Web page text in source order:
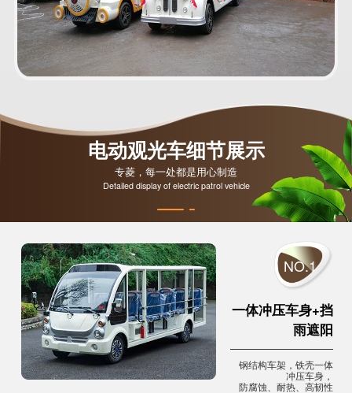
电动观光车细节展示
专菱，每一处都是用心制造
Detailed display of electric patrol vehicle
NO.1
一体冲压车身+挡
雨遮阳
钢结构车架，铁壳一体
冲压车身，
防腐蚀、耐热、高韧性